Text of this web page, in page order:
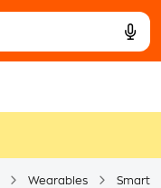
Wearables